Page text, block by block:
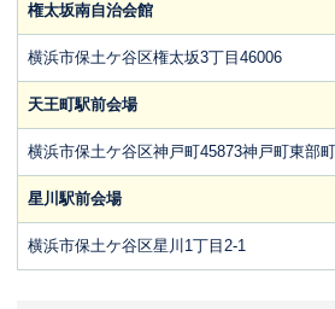
権太坂南自治会館
横浜市保土ケ谷区権太坂3丁目46006
天王町駅前会場
横浜市保土ケ谷区神戸町45873神戸町東部
星川駅前会場
横浜市保土ケ谷区星川1丁目2-1